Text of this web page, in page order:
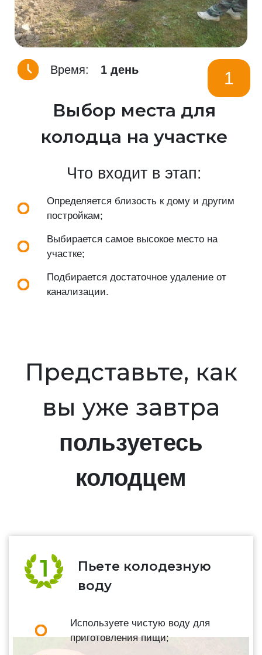
Время: 1 день 1
Выбор места для
колодца на участке
Что входит в этап:
Определяется близость к дому и другим
постройкам;
Выбирается самое высокое место на
участке;
Подбирается достаточное удаление от
канализации.
Представьте, как
вы уже завтра
пользуетесь
колодцем
Пьете колодезную
воду
Используете чистую воду для
приготовления пищи;